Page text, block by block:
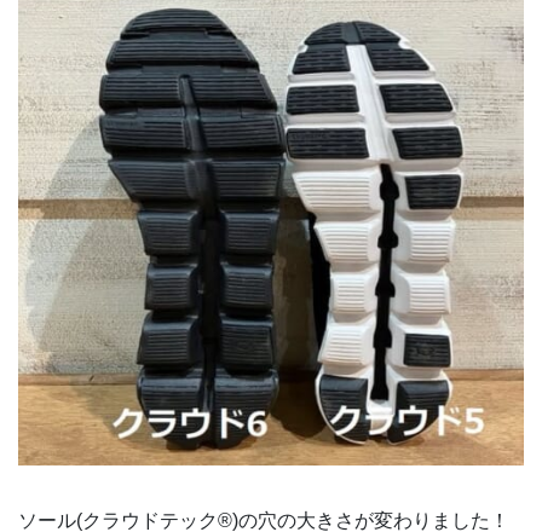
ソール(クラウドテック®)の穴の大きさが変わりました！